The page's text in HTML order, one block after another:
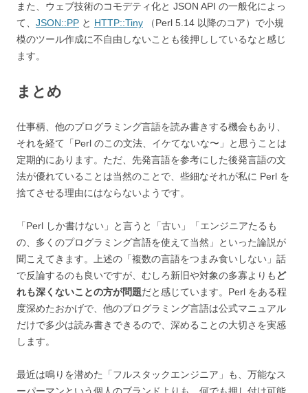
また、ウェブ技術のコモデティ化と JSON API の一般化によっ
て、 JSON::PP と HTTP::Tiny （Perl 5.14 以降のコア）で小規
模のツール作成に不自由しないことも後押ししているなと感じ
ます。
まとめ
仕事柄、他のプログラミング言語を読み書きする機会もあり、
それを経て「Perl のこの文法、イケてないな〜」と思うことは
定期的にあります。ただ、先発言語を参考にした後発言語の文
法が優れていることは当然のことで、些細なそれが私に Perl を
捨てさせる理由にはならないようです。
「Perl しか書けない」と言うと「古い」「エンジニアたるも
の、多くのプログラミング言語を使えて当然」といった論説が
聞こえてきます。上述の「複数の言語をつまみ食いしない」話
で反論するのも良いですが、むしろ新旧や対象の多寡よりも ど
れも深くないことの方が問題だと感じています。Perl をある程
度深めたおかげで、他のプログラミング言語は公式マニュアル
だけで多少は読み書きできるので、深めることの大切さを実感
します。
最近は鳴りを潜めた「フルスタックエンジニア」も、万能なス